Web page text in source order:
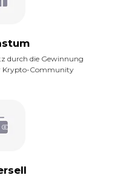
durch die Gewinnung
Krypto-Community